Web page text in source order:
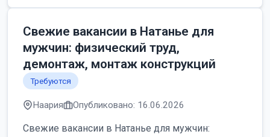
Свежие вакансии в Натанье для
мужчин: физический труд,
демонтаж, монтаж конструкций
Требуются
Наария Опубликовано: 16.06.2026
Свежие вакансии в Натанье для мужчин: